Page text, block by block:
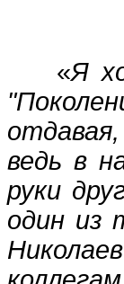
«Я
ведь в
руки
один из